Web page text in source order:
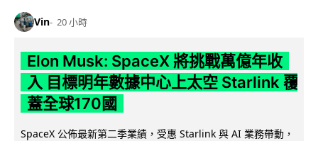
Vin 20 小時
Elon Musk: SpaceX 將挑戰萬億年收
入 目標明年數據中心上太空 Starlink 覆
蓋全球170國
SpaceX 公佈最新第二季業績，受惠 Starlink 與 AI 業務帶動，